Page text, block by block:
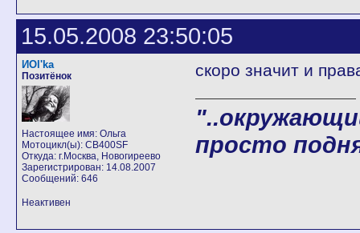
15.05.2008 23:50:05
ИOl'ka
Позитёнок
Настоящее имя: Ольга
Мотоцикл(ы): CB400SF
Откуда: г.Москва, Новогиреево
Зарегистрирован: 14.08.2007
Сообщений: 646
скоро значит и
просто
Неактивен